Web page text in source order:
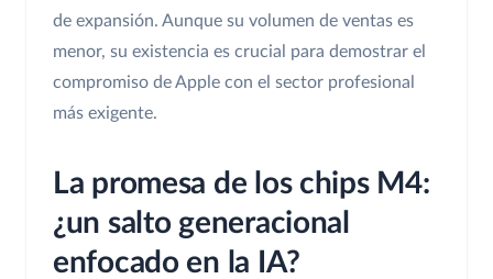
de expansión. Aunque su volumen de ventas es
menor, su existencia es crucial para demostrar el
compromiso de Apple con el sector profesional
más exigente.
La promesa de los chips M4:
¿un salto generacional
enfocado en la IA?